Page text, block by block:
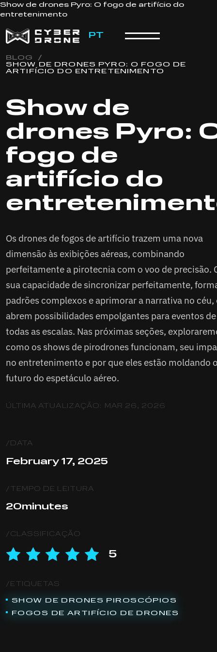
Show de drones Pyro: O fogo de artifício do
entretenimento
PT
BLOG
/
SHOW DE DRONES PYRO: O FOGO DE
ARTIFÍCIO DO ENTRETENIMENTO
Show de
drones Pyro:
fogo de
artifício do
Os drones de fogos de artifício trazem uma nova
dimensão às exibições aéreas, combinando
perfeitamente a pirotecnia com o voo de precisão.
sua capacidade de sincronizar perfeitamente,
padrões complexos e aprimorar a narrativa no céu,
abrem possibilidades empolgantes para eventos de
todas as escalas. Nas próximas seções,
como os shows de pirodrones funcionam, seu
no entretenimento e por que eles estão moldando
futuro do espetáculo aéreo.
ÚLTIMA ATUALIZAÇÃO: MAR 26, 2026
/DATA
February 17, 2025
/TEMPO DE LEITURA
20minutes
/CLASSIFICAÇÃO
5
/ETIQUETAS
SHOW DE DRONES PIROSCÓPIOS
FOGOS DE ARTIFÍCIO DE DRONES